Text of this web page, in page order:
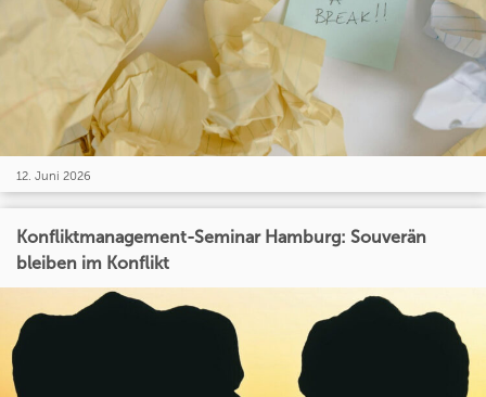
12. Juni 2026
Konfliktmanagement-Seminar Hamburg: Souverän
bleiben im Konflikt